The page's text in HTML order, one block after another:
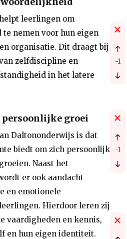
leerlingen om
nemen voor hun eigen
organisatie. Dit draagt bij
zelfdiscipline en
in het latere
groei
Daltononderwijs is dat
biedt om zich persoonlijk
Naast het
er ook aandacht
en emotionele
Hierdoor leren zij
vaardigheden en kennis,
en hun eigen identiteit.
-1
-1